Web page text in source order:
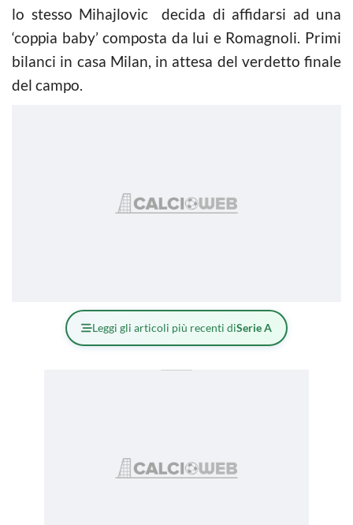
lo stesso Mihajlovic decida di affidarsi ad una
‘coppia baby’ composta da lui e Romagnoli. Primi
bilanci in casa Milan, in attesa del verdetto finale
del campo.
Leggi gli articoli più recenti diSerie A